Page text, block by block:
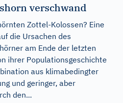
verschwand
Zottel-Kolossen? Eine
die Ursachen des
am Ende der letzten
ihrer Populationsgeschichte
aus klimabedingter
und geringer, aber
den...